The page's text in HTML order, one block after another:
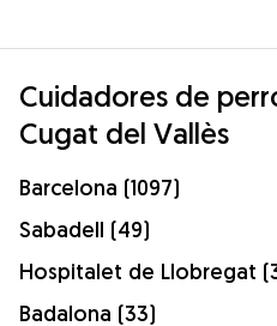
Cuidadores de
Cugat del Vallès
Barcelona (1097)
Sabadell (49)
Hospitalet de Llobregat
Badalona (33)